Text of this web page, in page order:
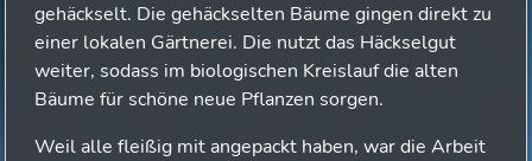
gehäckselt. Die gehäckselten Bäume gingen direkt zu
einer lokalen Gärtnerei. Die nutzt das Häckselgut
weiter, sodass im biologischen Kreislauf die alten
Bäume für schöne neue Pflanzen sorgen.
Weil alle fleißig mit angepackt haben, war die Arbeit